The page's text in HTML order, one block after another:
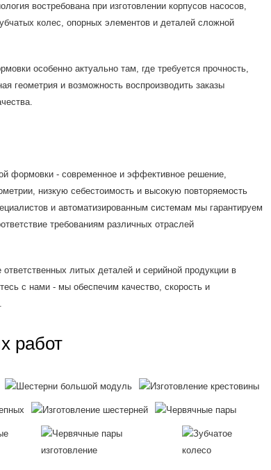
востребована при изготовлении корпусов насосов,
колес, опорных элементов и деталей сложной
особенно актуально там, где требуется прочность,
геометрия и возможность воспроизводить заказы
формовки - современное и эффективное решение,
низкую себестоимость и высокую повторяемость
и автоматизированным системам мы гарантируем
требованиям различных отраслей
литых деталей и серийной продукции в
с нами - мы обеспечим качество, скорость и
работ